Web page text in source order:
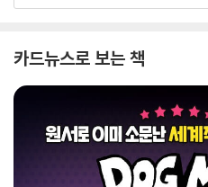
카드뉴스로 보는 책